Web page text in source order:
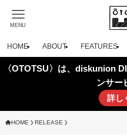
MENU
HOME ABOUT FEATURES
〈OTOTSU〉は、diskunion
ンサー
詳し
HOME RELEASE